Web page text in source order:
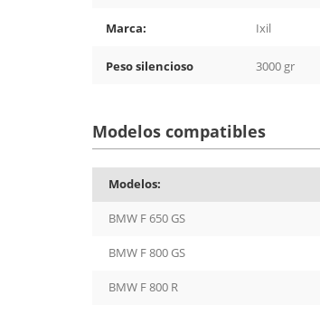
Marca: Ixil
Peso silencioso 3000 gr
Modelos compatibles
Modelos:
BMW F 650 GS
BMW F 800 GS
BMW F 800 R